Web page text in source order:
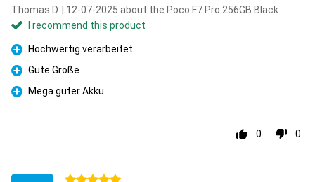
Thomas D. | 12-07-2025 about the Poco F7 Pro 256GB Black
I recommend this product
Pro
Hochwertig verarbeitet
Pro
Gute Größe
Pro
Mega guter Akku
0 0